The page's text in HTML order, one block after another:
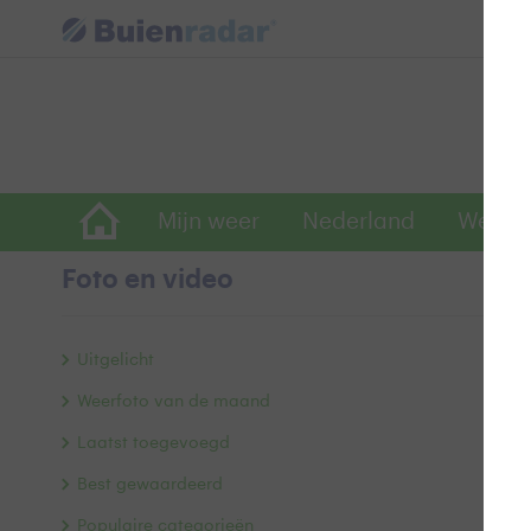
Mijn weer Nederland
Foto en video
Uitgelicht
Weerfoto van de maand
Laatst toegevoegd
Best gewaardeerd
Populaire categorieën